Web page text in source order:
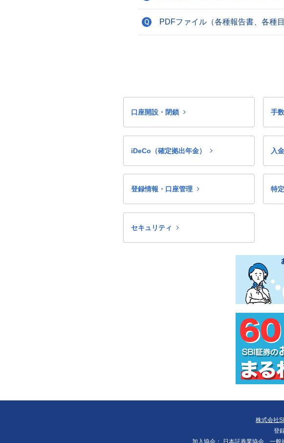
Q PDFファイル（各種報告書、各種
口座開設・閉鎖 手
iDeCo（確定拠出年金） 入
登録情報・口座管理 特
セキュリティ
株式会社
登
加入協会：
日本証券業協会、一般